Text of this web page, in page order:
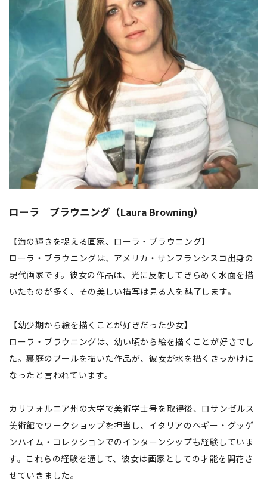
ローラ ブラウニング（Laura Browning）
【海の輝きを捉える画家、ローラ・ブラウニング】
ローラ・ブラウニングは、アメリカ・サンフランシスコ出身の
現代画家です。彼女の作品は、光に反射してきらめく水面を描
いたものが多く、その美しい描写は見る人を魅了します。
【幼少期から絵を描くことが好きだった少女】
ローラ・ブラウニングは、幼い頃から絵を描くことが好きでし
た。裏庭のプールを描いた作品が、彼女が水を描くきっかけに
なったと言われています。
カリフォルニア州の大学で美術学士号を取得後、ロサンゼルス
美術館でワークショップを担当し、イタリアのペギー・グッゲ
ンハイム・コレクションでのインターンシップも経験していま
す。これらの経験を通して、彼女は画家としての才能を開花さ
せていきました。